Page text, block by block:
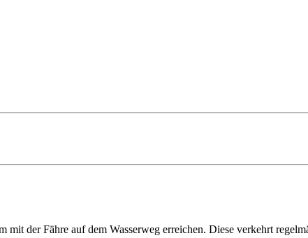
mit der Fähre auf dem Wasserweg erreichen. Diese verkehrt